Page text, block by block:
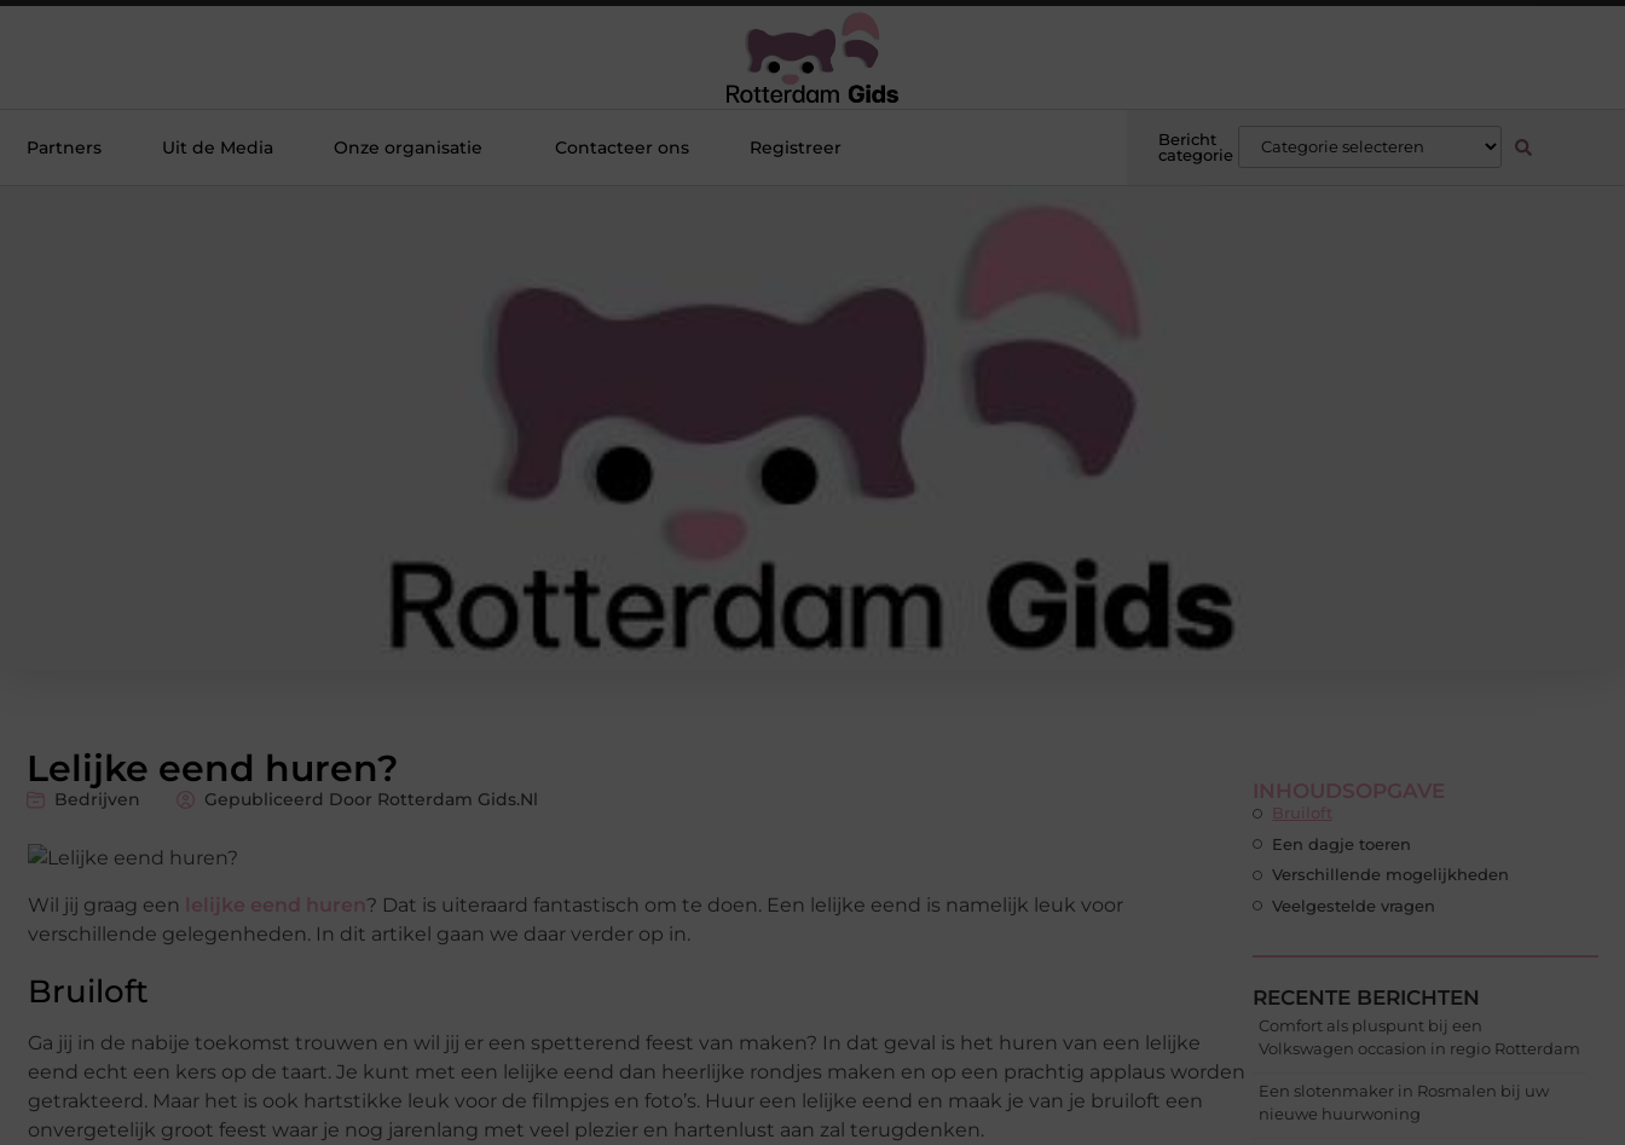
Partners Uit de Media Onze organisatie Contacteer ons Registreer
Bericht
categorie
Lelijke eend huren?
Bedrijven Gepubliceerd Door Rotterdam Gids.nl
Wil jij graag een lelijke eend huren? Dat is uiteraard fantastisch om te doen. Een lelijke eend is namelijk leuk voor
verschillende gelegenheden. In dit artikel gaan we daar verder op in.
Bruiloft
Ga jij in de nabije toekomst trouwen en wil jij er een spetterend feest van maken? In dat geval is het huren van een lelijke
eend echt een kers op de taart. Je kunt met een lelijke eend dan heerlijke rondjes maken en op een prachtig applaus worden
getrakteerd. Maar het is ook hartstikke leuk voor de filmpjes en foto’s. Huur een lelijke eend en maak je van je bruiloft een
onvergetelijk groot feest waar je nog jarenlang met veel plezier en hartenlust aan zal terugdenken.
INHOUDSOPGAVE
Bruiloft
Een dagje toeren
Verschillende mogelijkheden
Veelgestelde vragen
RECENTE BERICHTEN
Comfort als pluspunt bij een
Volkswagen occasion in regio Rotterdam
Een slotenmaker in Rosmalen bij uw
nieuwe huurwoning